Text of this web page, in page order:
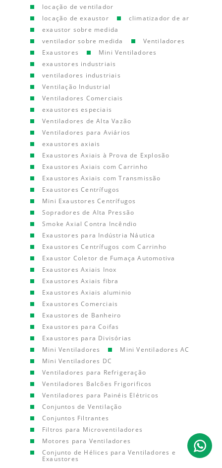
locação de ventilador
locação de exaustor
climatizador de ar
exaustor sobre medida
ventilador sobre medida
Ventiladores
Exaustores
Mini Ventiladores
exaustores industriais
ventiladores industriais
Ventilação Industrial
Ventiladores Comerciais
exaustores especiais
Ventiladores de Alta Vazão
Ventiladores para Aviários
exaustores axiais
Exaustores Axiais à Prova de Explosão
Exaustores Axiais com Carrinho
Exaustores Axiais com Transmissão
Exaustores Centrífugos
Mini Exaustores Centrífugos
Sopradores de Alta Pressão
Smoke Axial Contra Incêndio
Exaustores para Indústria Náutica
Exaustores Centrífugos com Carrinho
Exaustor Coletor de Fumaça Automotiva
Exaustores Axiais Inox
Exaustores Axiais fibra
Exaustores Axiais aluminio
Exaustores Comerciais
Exaustores de Banheiro
Exaustores para Coifas
Exaustores para Divisórias
Mini Ventiladores
Mini Ventiladores AC
Mini Ventiladores DC
Ventiladores para Refrigeração
Ventiladores Balcões Frigorificos
Ventiladores para Painéis Elétricos
Conjuntos de Ventilação
Conjuntos Filtrantes
Filtros para Microventiladores
Motores para Ventiladores
Conjunto de Hélices para Ventiladores e
Exaustores